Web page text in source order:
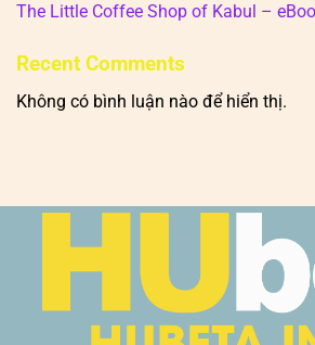
The Little Coffee Shop of Kabul –
Recent Comments
Không có bình luận nào để hiển thị.